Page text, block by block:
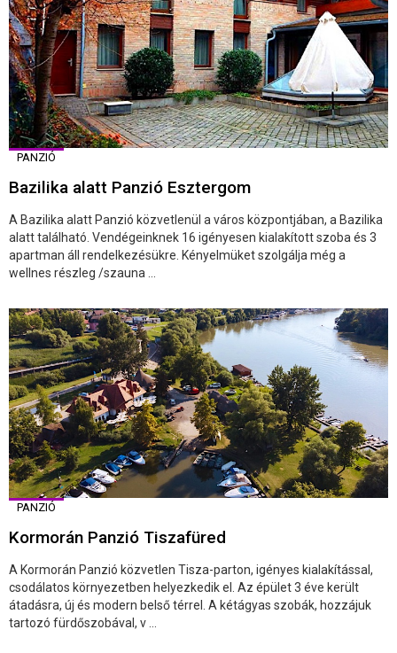
PANZIÓ
Bazilika alatt Panzió Esztergom
A Bazilika alatt Panzió közvetlenül a város központjában, a Bazilika
alatt található. Vendégeinknek 16 igényesen kialakított szoba és 3
apartman áll rendelkezésükre. Kényelmüket szolgálja még a
wellnes részleg /szauna ...
PANZIÓ
Kormorán Panzió Tiszafüred
A Kormorán Panzió közvetlen Tisza-parton, igényes kialakítással,
csodálatos környezetben helyezkedik el. Az épület 3 éve került
átadásra, új és modern belső térrel. A kétágyas szobák, hozzájuk
tartozó fürdőszobával, v ...